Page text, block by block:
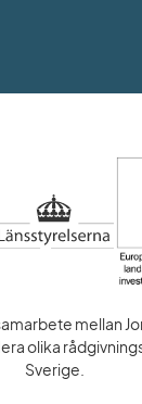
mellan
olika
Sverige.